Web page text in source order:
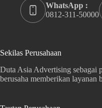
WhatsApp :
0812-311-50000
Sekilas Perusahaan
Duta Asia Advertising sebagai
berusaha memberikan layanan